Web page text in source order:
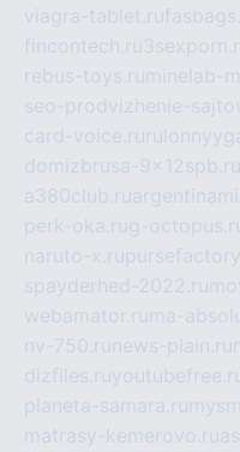
viagra-tablet.ru
fincontech.ru
rebus-toys.ru minelab-
seo-prodvizhenie-
card-voice.ru
domizbrusa-9x12spb.ru
a380club.ru
perk-oka.rug-
naruto-x.ru
spayderhed-2022.ru
webamator.ru ma-
nv-750.ru news-plain.ru
dizfiles.ru
planeta-samara.ru
matrasy-kemerovo.ru